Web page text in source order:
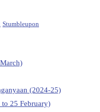
Stumbleupon
(2024-25)
25 February)